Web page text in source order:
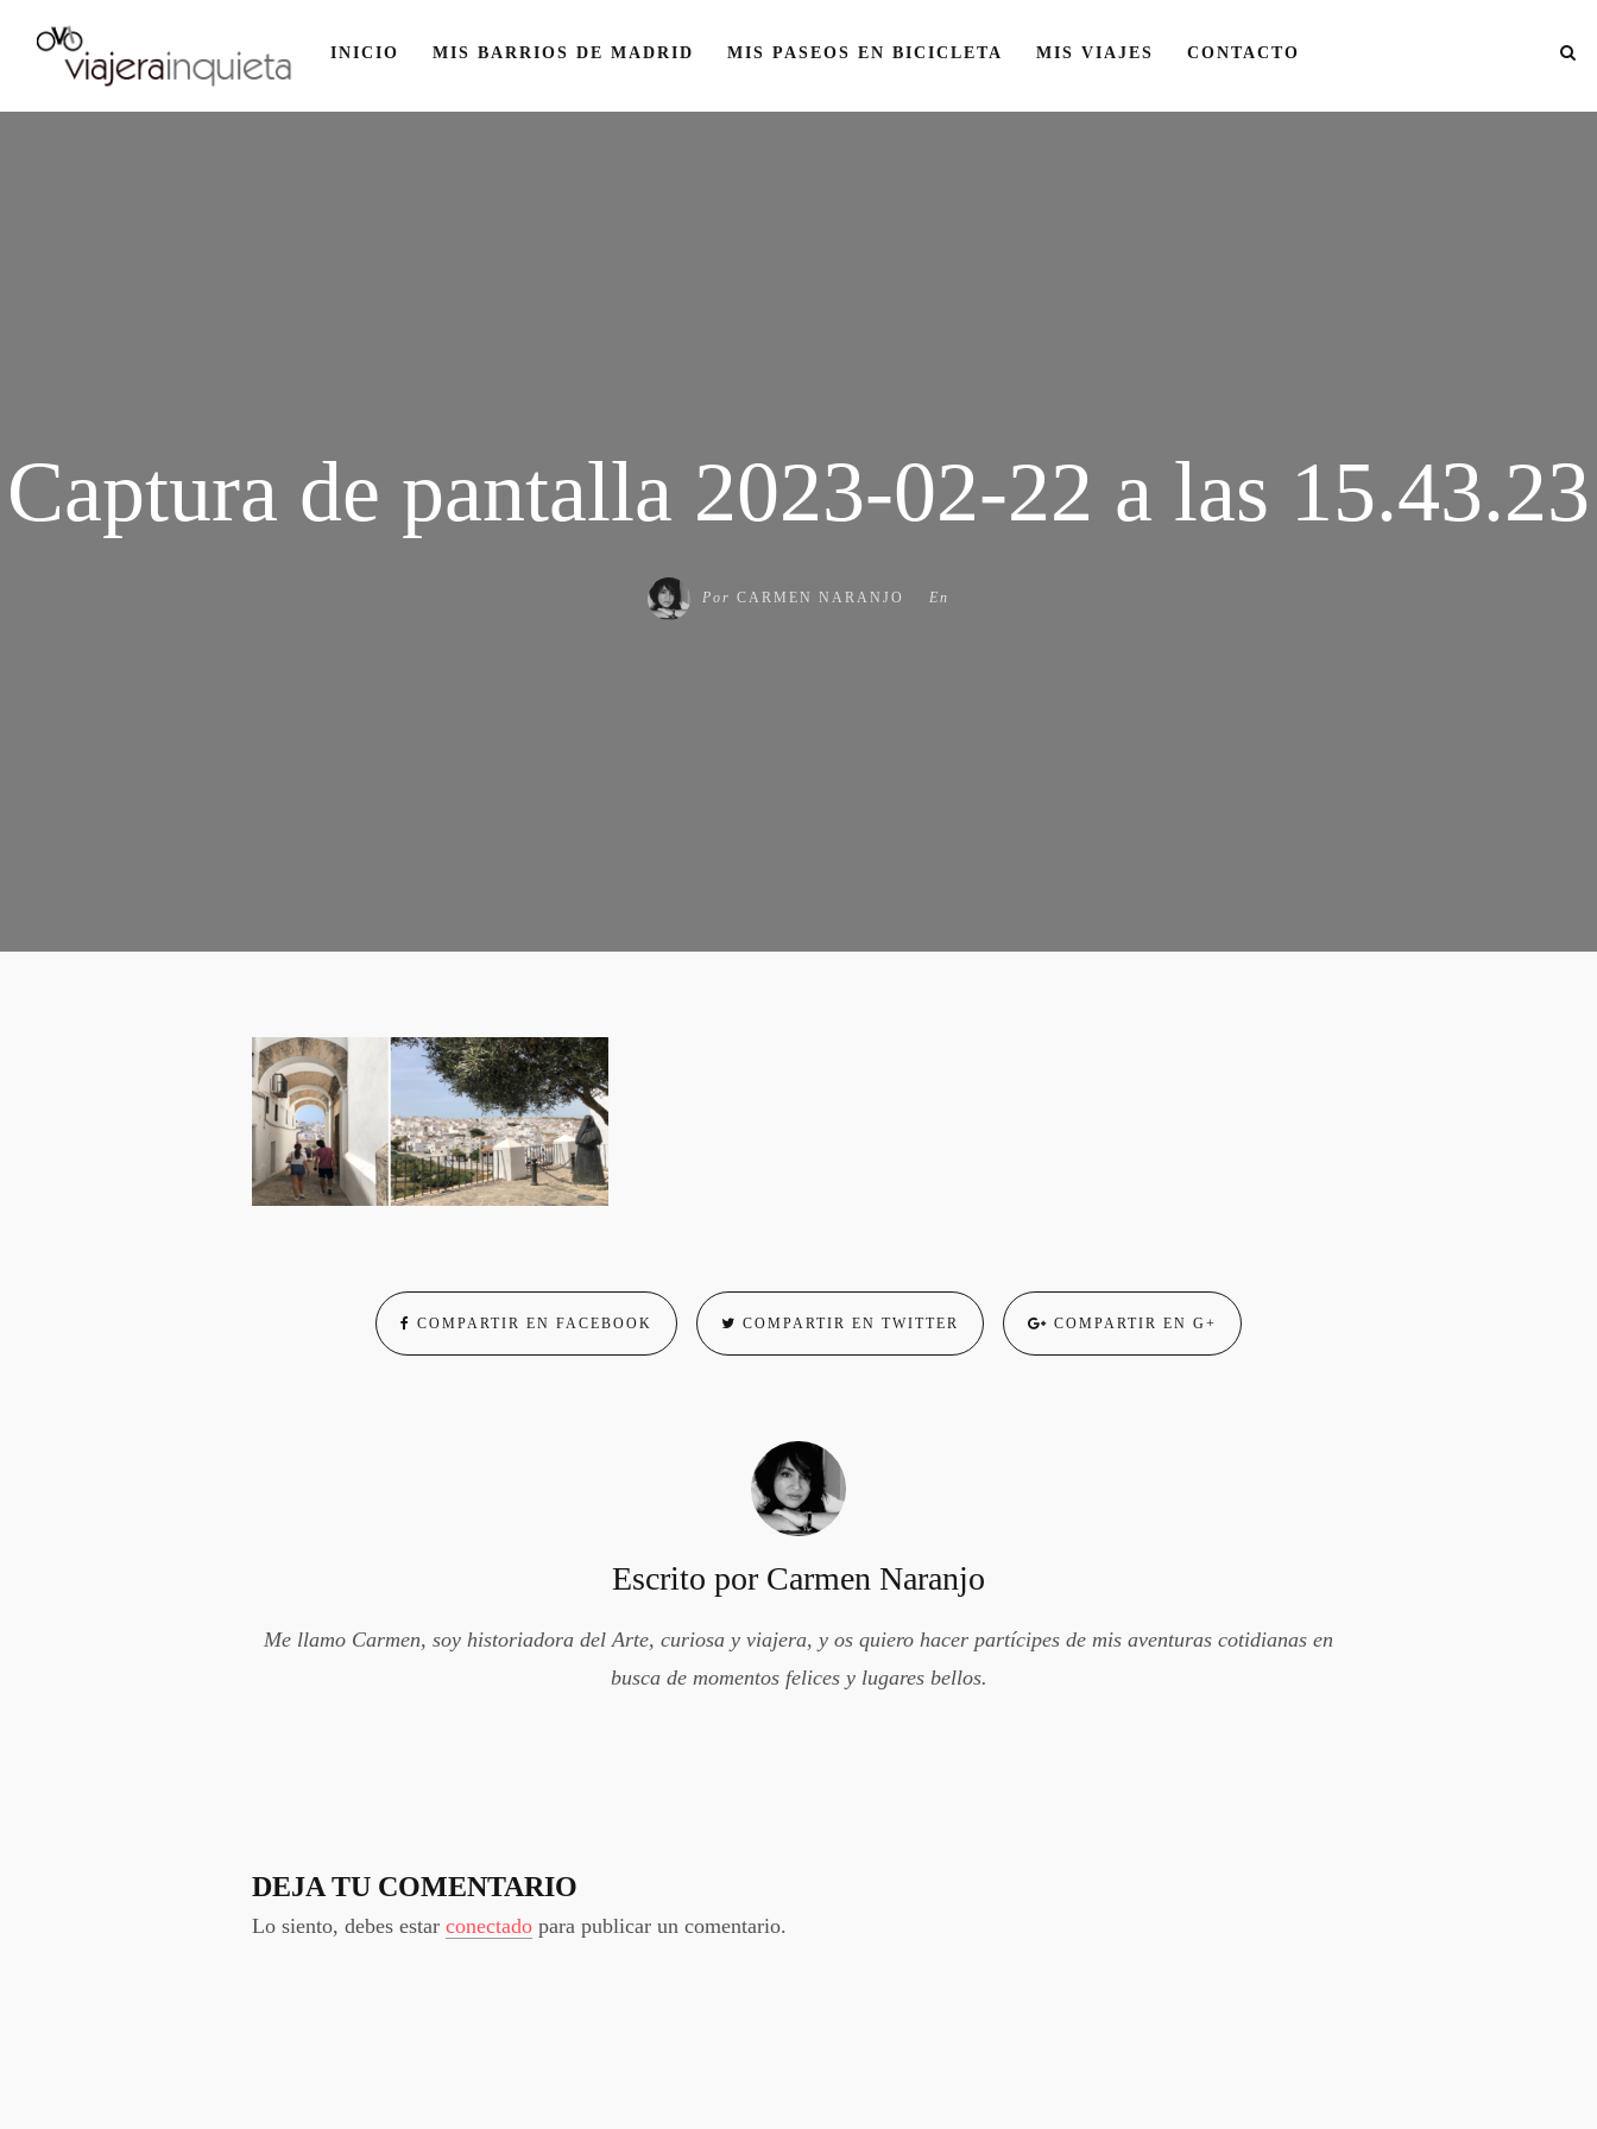
INICIO MIS BARRIOS DE MADRID MIS PASEOS EN BICICLETA MIS VIAJES CONTACTO
Captura de pantalla 2023-02-22 a las 15.43.23
Por CARMEN NARANJO En
COMPARTIR EN FACEBOOK COMPARTIR EN TWITTER COMPARTIR EN G+
Escrito por Carmen Naranjo
Me llamo Carmen, soy historiadora del Arte, curiosa y viajera, y os quiero hacer partícipes de mis aventuras cotidianas en
busca de momentos felices y lugares bellos.
DEJA TU COMENTARIO
Lo siento, debes estar conectado para publicar un comentario.